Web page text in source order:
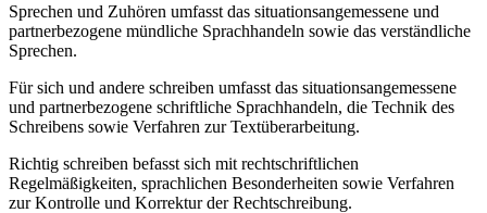
Sprechen und Zuhören umfasst das situationsangemessene und
partnerbezogene mündliche Sprachhandeln sowie das verständliche
Sprechen.
Für sich und andere schreiben umfasst das situationsangemessene
und partnerbezogene schriftliche Sprachhandeln, die Technik des
Schreibens sowie Verfahren zur Textüberarbeitung.
Richtig schreiben befasst sich mit rechtschriftlichen
Regelmäßigkeiten, sprachlichen Besonderheiten sowie Verfahren
zur Kontrolle und Korrektur der Rechtschreibung.